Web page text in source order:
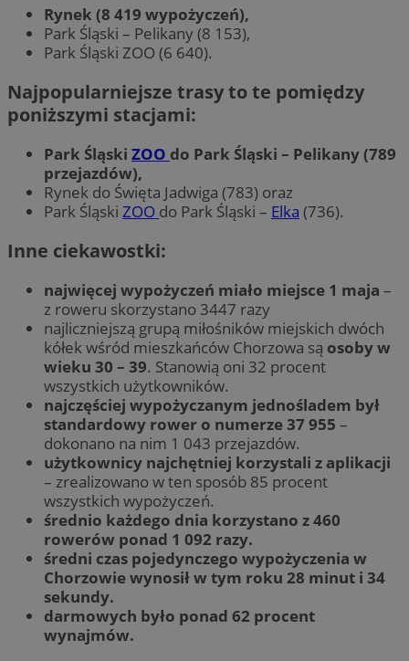
Rynek (8 419 wypożyczeń),
Park Śląski – Pelikany (8 153),
Park Śląski ZOO (6 640).
Najpopularniejsze trasy to te pomiędzy
poniższymi stacjami:
Park Śląski ZOO do Park Śląski – Pelikany (789
przejazdów),
Rynek do Święta Jadwiga (783) oraz
Park Śląski ZOO do Park Śląski – Elka (736).
Inne ciekawostki:
najwięcej wypożyczeń miało miejsce 1 maja –
z roweru skorzystano 3447 razy
najliczniejszą grupą miłośników miejskich dwóch
kółek wśród mieszkańców Chorzowa są osoby w
wieku 30 – 39. Stanowią oni 32 procent
wszystkich użytkowników.
najczęściej wypożyczanym jednośladem był
standardowy rower o numerze 37 955 –
dokonano na nim 1 043 przejazdów.
użytkownicy najchętniej korzystali z aplikacji
– zrealizowano w ten sposób 85 procent
wszystkich wypożyczeń.
średnio każdego dnia korzystano z 460
rowerów ponad 1 092 razy.
średni czas pojedynczego wypożyczenia w
Chorzowie wynosił w tym roku 28 minut i 34
sekundy.
darmowych było ponad 62 procent
wynajmów.